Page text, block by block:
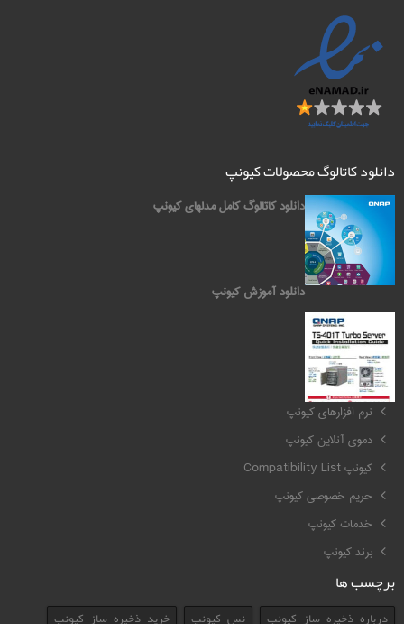
دانلود کاتالوگ محصولات کیونپ
دانلود کاتالوگ کامل مدلهای کیونپ
دانلود آموزش کیونپ
کیونپ QNAP
نرم افزارهای کیونپ
دموی آنلاین کیونپ
کیونپ Compatibility List
حریم خصوصی کیونپ
خدمات کیونپ
برند کیونپ
برچسب ها
درباره-ذخیره-ساز-کیونپ نس-کیونپ خرید-ذخیره-ساز-کیونپ